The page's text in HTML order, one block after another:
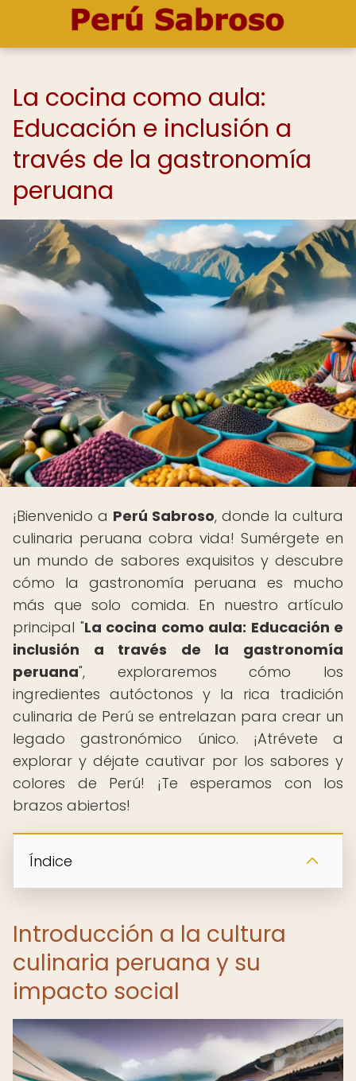
La cocina como aula:
Educación e inclusión a
través de la gastronomía
peruana
¡Bienvenido a Perú Sabroso, donde la cultura
culinaria peruana cobra vida! Sumérgete en
un mundo de sabores exquisitos y descubre
cómo la gastronomía peruana es mucho
más que solo comida. En nuestro artículo
principal "La cocina como aula: Educación e
inclusión a través de la gastronomía
peruana", exploraremos cómo los
ingredientes autóctonos y la rica tradición
culinaria de Perú se entrelazan para crear un
legado gastronómico único. ¡Atrévete a
explorar y déjate cautivar por los sabores y
colores de Perú! ¡Te esperamos con los
brazos abiertos! ️
Índice
Introducción a la cultura
culinaria peruana y su
impacto social